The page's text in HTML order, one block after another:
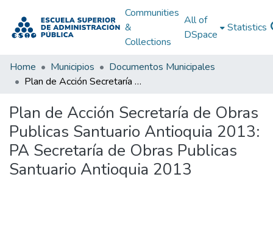
Communities
&
Collections
All of
DSpace
Statistics
Home Municipios
Documentos Municipales
Plan de Acción Secretaría de Obras Publicas Santuario Antioquia 2013: PA Secretaría de Obras Publicas Santuario Antioquia 2013
Plan de Acción Secretaría de Obras
Publicas Santuario Antioquia 2013:
PA Secretaría de Obras Publicas
Santuario Antioquia 2013